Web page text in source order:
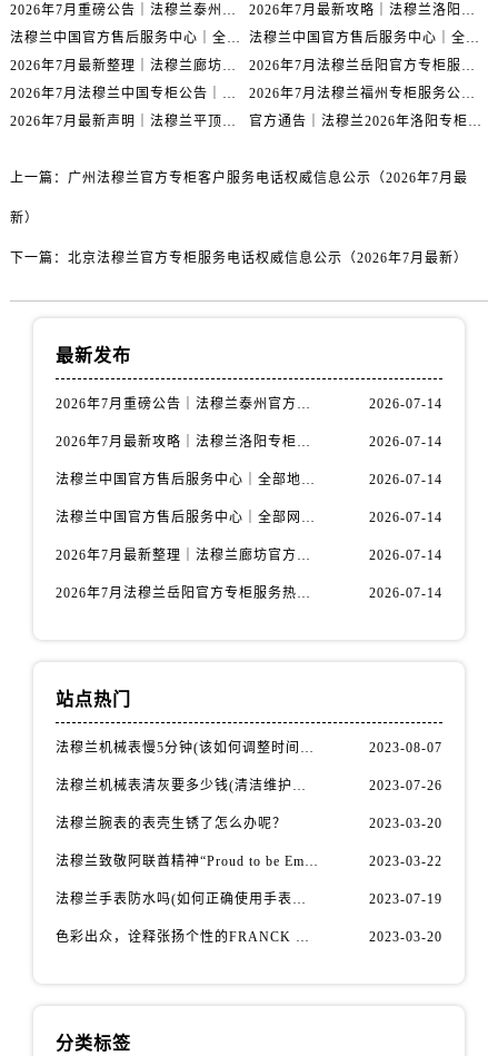
福建省福州市鼓楼区五四路128-1号恒力城写字楼15层03室法穆兰售后服务中心（需提前预约）
福建省厦门市思明区湖滨东路95号万象城华润大厦B座11层1104室法穆兰售后服务中心（需提前预约）
广东省潮州市潮安区新风路与潮汕路交汇处法穆兰售后服务中心（需提前预约）
广东省广州市天河区天河路230号万菱汇国际中心A塔7层704室法穆兰售后服务中心（需提前预约）
广东省揭阳市榕城进贤门步行街法穆兰售后服务中心（需提前预约）
广东省梅州市梅江区金燕大道法穆兰售后服务中心（需提前预约）
广东省深圳市罗湖区深南东路5001号华润大厦17层1701室法穆兰售后服务中心（需提前预约）
广西壮族自治区北海市海城区北京路法穆兰售后服务中心（需提前预约）
广西壮族自治区玉林市玉州区金玉路法穆兰售后服务中心（需提前预约）
2026年7月重磅公告｜法穆兰泰州官方专柜服务热线攻略，权威信息一表清
2026年7月最新攻略｜法穆兰洛阳专柜官方客服电话与门店信息一网打尽
法穆兰中国官方售后服务中心｜全部地址与售后服务电话权威信息通知（2026年7月最新）
法穆兰中国官方售后服务中心｜全部网点地址与热线权威信息通告（2026年7月最新）
2026年7月最新整理｜法穆兰廊坊官方专柜名录及客户服务电话，一篇看懂！
2026年7月法穆兰岳阳官方专柜服务热线公告｜附客户服务联系最新指南
2026年7月法穆兰中国专柜公告｜官方客服电话与专柜索引同步
2026年7月法穆兰福州专柜服务公告｜官方客服电话与门店信息同步核验
2026年7月最新声明｜法穆兰平顶山官方专柜服务热线更新，客户服务指南
官方通告｜法穆兰2026年洛阳专柜客户服务热线升级，7月最新信息已发布
上一篇： 广州法穆兰官方专柜客户服务电话权威信息公示（2026年7月最
新）
下一篇： 北京法穆兰官方专柜服务电话权威信息公示（2026年7月最新）
最新发布
2026年7月重磅公告｜法穆兰泰州官方专柜服务热线攻略，权威信息一表清 2026-07-14
2026年7月最新攻略｜法穆兰洛阳专柜官方客服电话与门店信息一网打尽 2026-07-14
法穆兰中国官方售后服务中心｜全部地址与售后服务电话权威信息通知（2026年7月最新） 2026-07-14
法穆兰中国官方售后服务中心｜全部网点地址与热线权威信息通告（2026年7月最新） 2026-07-14
2026年7月最新整理｜法穆兰廊坊官方专柜名录及客户服务电话，一篇看懂！ 2026-07-14
2026年7月法穆兰岳阳官方专柜服务热线公告｜附客户服务联系最新指南 2026-07-14
站点热门
法穆兰机械表慢5分钟(该如何调整时间准确性) 2023-08-07
法穆兰机械表清灰要多少钱(清洁维护费用详解) 2023-07-26
法穆兰腕表的表壳生锈了怎么办呢？ 2023-03-20
法穆兰致敬阿联酋精神“Proud to be Emirati”系列限量腕表 2023-03-22
法穆兰手表防水吗(如何正确使用手表防水功能) 2023-07-19
色彩出众，诠释张扬个性的FRANCK MULLER法穆兰Vanguard Aqua Bleu系列腕表 2023-03-20
分类标签